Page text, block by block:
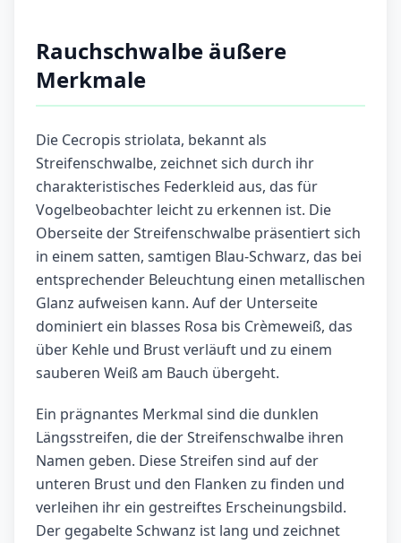
Rauchschwalbe äußere
Merkmale
Die Cecropis striolata, bekannt als
Streifenschwalbe, zeichnet sich durch ihr
charakteristisches Federkleid aus, das für
Vogelbeobachter leicht zu erkennen ist. Die
Oberseite der Streifenschwalbe präsentiert sich
in einem satten, samtigen Blau-Schwarz, das bei
entsprechender Beleuchtung einen metallischen
Glanz aufweisen kann. Auf der Unterseite
dominiert ein blasses Rosa bis Crèmeweiß, das
über Kehle und Brust verläuft und zu einem
sauberen Weiß am Bauch übergeht.
Ein prägnantes Merkmal sind die dunklen
Längsstreifen, die der Streifenschwalbe ihren
Namen geben. Diese Streifen sind auf der
unteren Brust und den Flanken zu finden und
verleihen ihr ein gestreiftes Erscheinungsbild.
Der gegabelte Schwanz ist lang und zeichnet